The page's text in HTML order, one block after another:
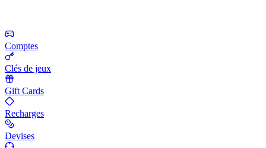
Comptes
Clés de jeux
Gift Cards
Recharges
Devises